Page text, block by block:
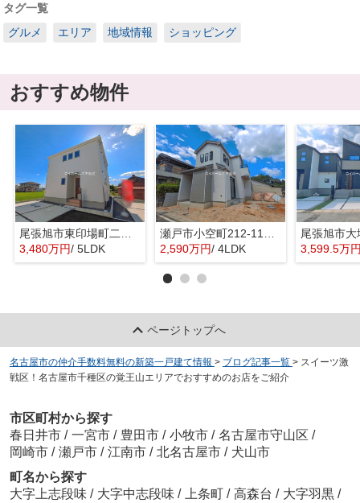
タグ一覧
グルメ
エリア 地域情報 ショッピング
おすすめ物件
3,480万円/ 5LDK
2,590万円/ 4LDK 3,599.5万
ページトップへ
名古屋市の仲介手数料無料の新築一戸建て情報 > ブログ記事一覧 > スイーツ激
戦区！名古屋市千種区の覚王山エリアでおすすめのお店をご紹介
市区町村から探す
春日井市 / 一宮市 / 豊田市 / 小牧市 / 名古屋市守山区 /
岡崎市 / 瀬戸市 / 江南市 / 北名古屋市 / 犬山市
町名から探す
大字上志段味 / 大字中志段味 / 上条町 / 高森台 / 大字羽黒 /